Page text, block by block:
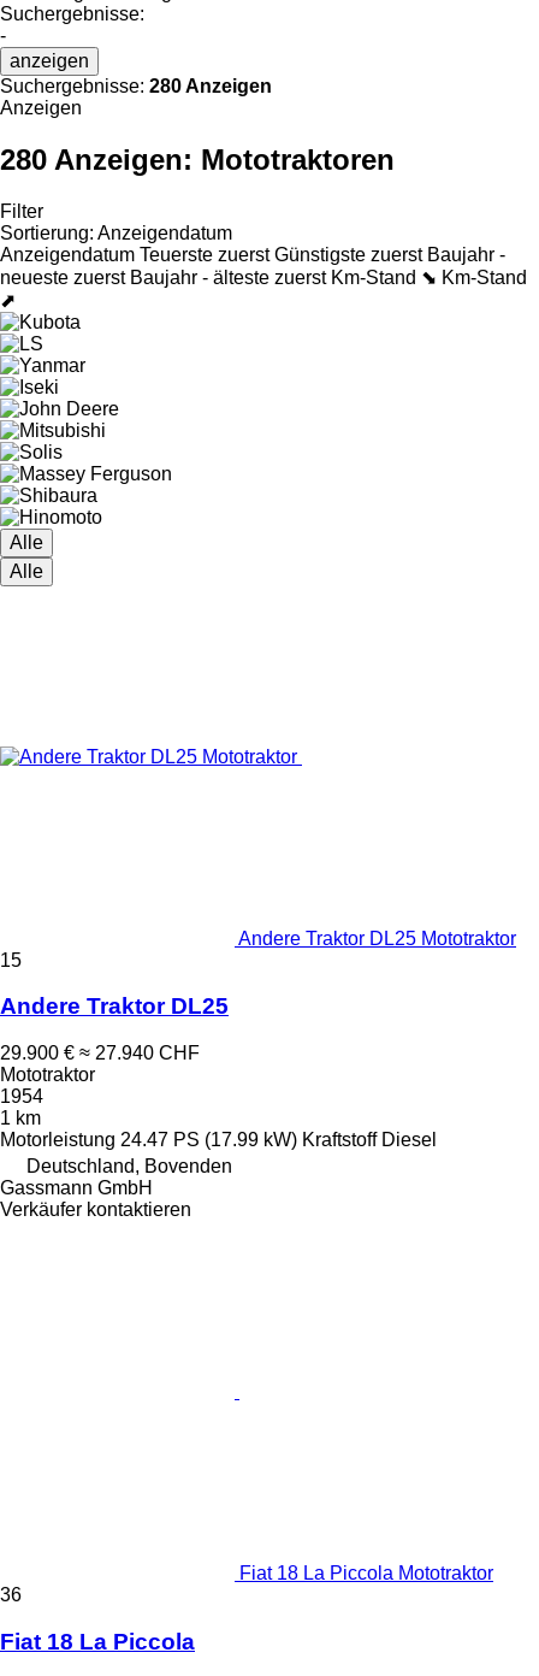
Suchergebnisse:
-
anzeigen
Suchergebnisse: 280 Anzeigen
Anzeigen
280 Anzeigen: Mototraktoren
Filter
Sortierung: Anzeigendatum
Anzeigendatum Teuerste zuerst Günstigste zuerst Baujahr -
neueste zuerst Baujahr - älteste zuerst Km-Stand ⬊ Km-Stand
⬈
Alle
Alle
Andere Traktor DL25 Mototraktor
15
Andere Traktor DL25
29.900 € ≈ 27.940 CHF
Mototraktor
1954
1 km
Motorleistung 24.47 PS (17.99 kW) Kraftstoff Diesel
Deutschland, Bovenden
Gassmann GmbH
Verkäufer kontaktieren
Fiat 18 La Piccola Mototraktor
36
Fiat 18 La Piccola